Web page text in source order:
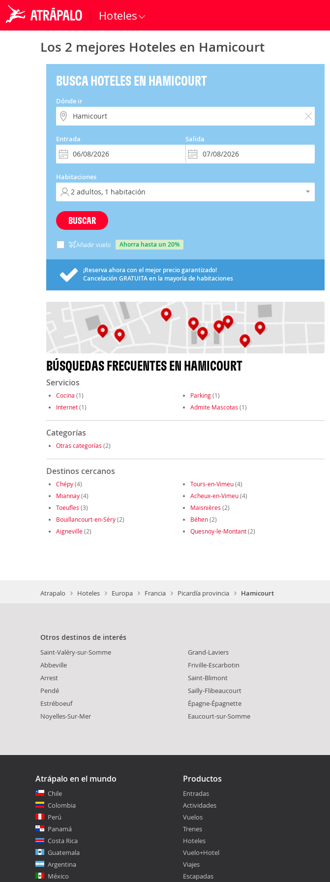
Hoteles
Los 2 mejores Hoteles en Hamicourt
BUSCA HOTELES EN HAMICOURT
Dónde ir
Entrada Salida
Habitaciones
BUSCAR
Añadir vuelo ahorra hasta un 20%
¡Reserva ahora con el mejor precio garantizado!
Cancelación GRATUITAen la mayoría de habitaciones
BÚSQUEDAS FRECUENTES EN HAMICOURT
Servicios
Cocina (1) Parking(1)
Internet(1) Admite Mascotas (1)
Categorías
Otras categorías (2)
Destinos cercanos
Chépy(4) Tours-en-Vimeu(4)
Miannay(4) Acheux-en-Vimeu(4)
Toeufles (3) Maisnières (2)
Bouillancourt-en-Séry(2) Béhen(2)
Aigneville(2) Quesnoy-le-Montant(2)
Atrapalo Hoteles Europa Francia Picardía provincia Hamicourt
Otros destinos de interés
Saint-Valéry-sur-Somme
Abbeville
Arrest
Pendé
Estréboeuf
Noyelles-Sur-Mer
Grand-Laviers
Friville-Escarbotin
Saint-Blimont
Sailly-Flibeaucourt
Épagne-Épagnette
Eaucourt-sur-Somme
Atrápalo en el mundo
Chile
Colombia
Perú
Panamá
Costa Rica
Guatemala
Argentina
México
Productos
Entradas
Actividades
Vuelos
Trenes
Hoteles
Vuelo+Hotel
Viajes
Escapadas